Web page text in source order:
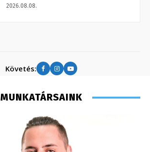
2026.08.08.
Követés:
MUNKATÁRSAINK